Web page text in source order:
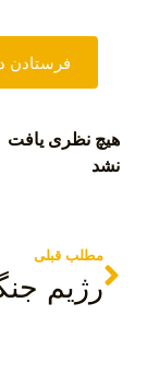
هیچ نظری یافت
نشد
مطلب قبلی